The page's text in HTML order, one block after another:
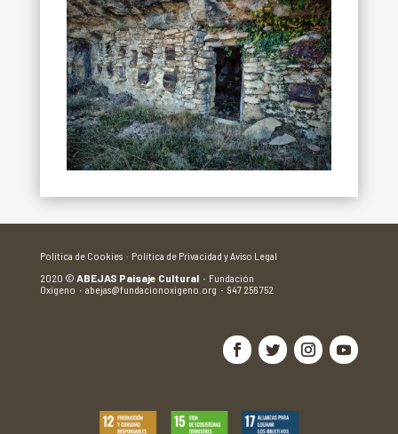
Política de Cookies · Política de Privacidad y Aviso Legal
2020 © ABEJAS Paisaje Cultural · Fundación
Oxígeno · abejas@fundacionoxigeno.org · 947 256 752